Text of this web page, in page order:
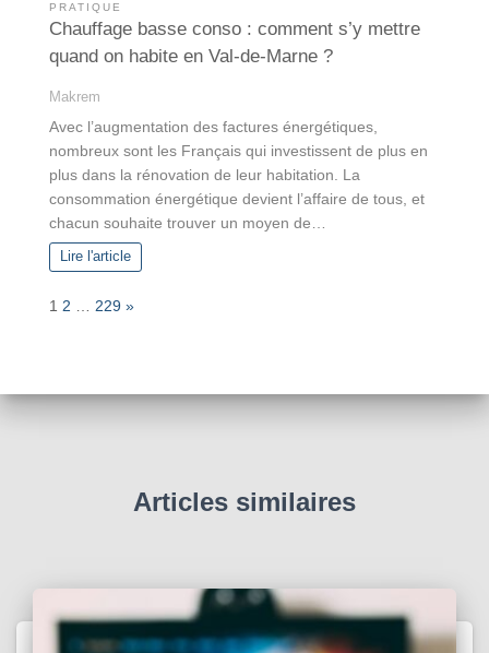
PRATIQUE
Chauffage basse conso : comment s’y mettre
quand on habite en Val-de-Marne ?
Makrem
Avec l’augmentation des factures énergétiques,
nombreux sont les Français qui investissent de plus en
plus dans la rénovation de leur habitation. La
consommation énergétique devient l’affaire de tous, et
chacun souhaite trouver un moyen de…
Lire l'article
P
:
1 2 229 N
»
Articles similaires